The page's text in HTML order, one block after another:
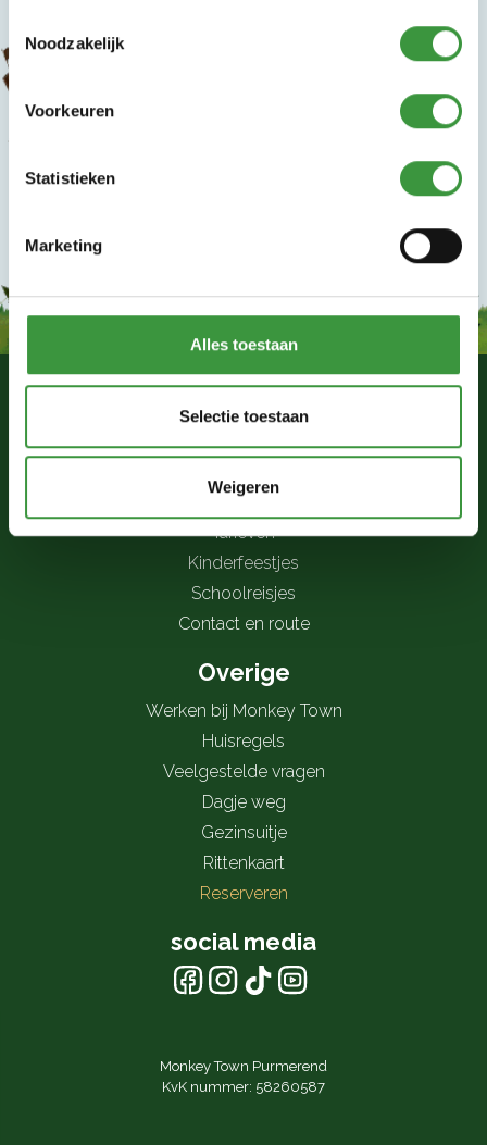
Noodzakelijk
Voorkeuren
Statistieken
Marketing
Alles toestaan
Selectie toestaan
Weigeren
Monkey Town Purmerend
Openingstijden
Tarieven
Kinderfeestjes
Schoolreisjes
Contact en route
Overige
Werken bij Monkey Town
Huisregels
Veelgestelde vragen
Dagje weg
Gezinsuitje
Rittenkaart
Reserveren
social media
Monkey Town Purmerend
KvK nummer: 58260587